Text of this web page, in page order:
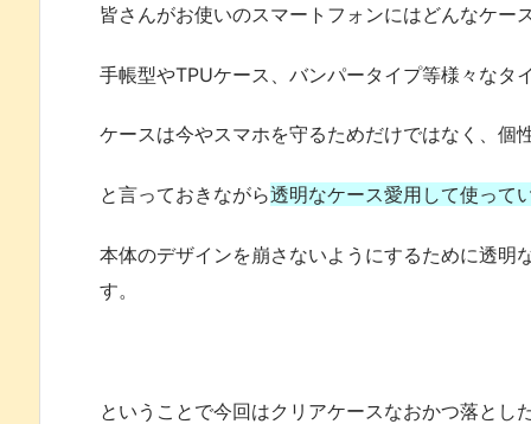
皆さんがお使いのスマートフォンにはどんなケー
手帳型やTPUケース、バンパータイプ等様々なタ
ケースは今やスマホを守るためだけではなく、個
と言っておきながら透明なケース愛用して使って
本体のデザインを崩さないようにするために透明
す。
ということで今回はクリアケースなおかつ落と